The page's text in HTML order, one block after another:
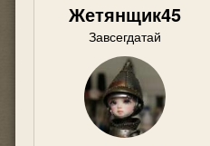
Жетянщик45
Завсегдатай